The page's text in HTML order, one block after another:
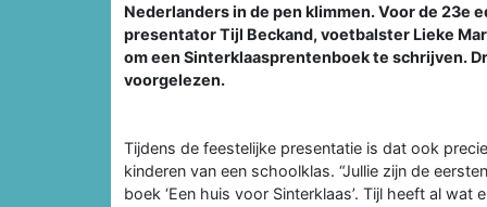
Nederlanders in de pen klimmen. Voor de 23e
presentator Tijl Beckand, voetbalster Lieke
om een Sinterklaasprentenboek te schrijven.
voorgelezen.
Tijdens de feestelijke presentatie is dat ook
kinderen van een schoolklas. “Jullie zijn de
boek ‘Een huis voor Sinterklaas’. Tijl heeft al